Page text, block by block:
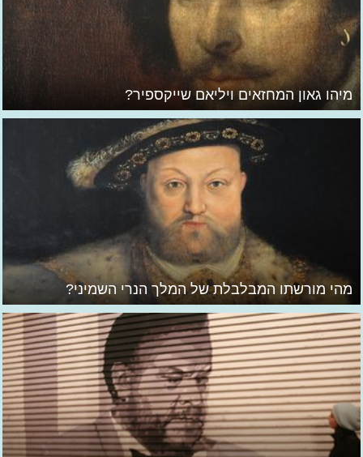
מיהו גאון המחזאים ויליאם שייקספיר?
מהי מורשתו המבלבלת של המלך הנרי השמיני?